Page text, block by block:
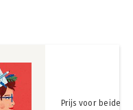
Prijs voor beide